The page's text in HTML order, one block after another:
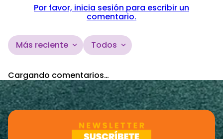
Por favor, inicia sesión para escribir un
comentario.
Más reciente Todos
Cargando comentarios…